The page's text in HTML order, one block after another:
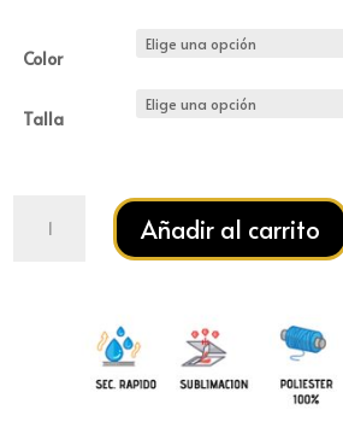
Color
Talla
deportivo
Añadir al carrito